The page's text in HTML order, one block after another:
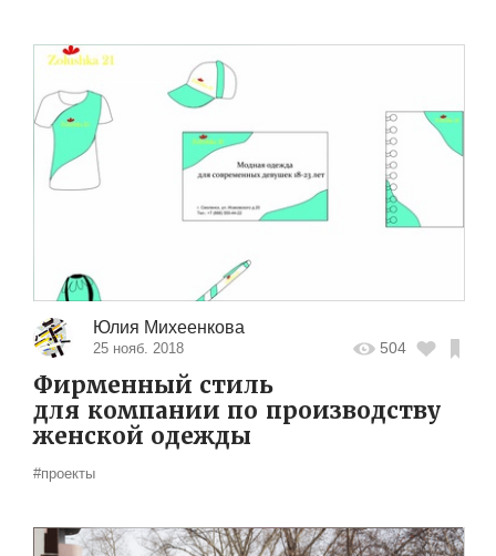
Юлия Михеенкова
25 нояб. 2018 504
Фирменный стиль
для компании по производству
женской одежды
#проекты